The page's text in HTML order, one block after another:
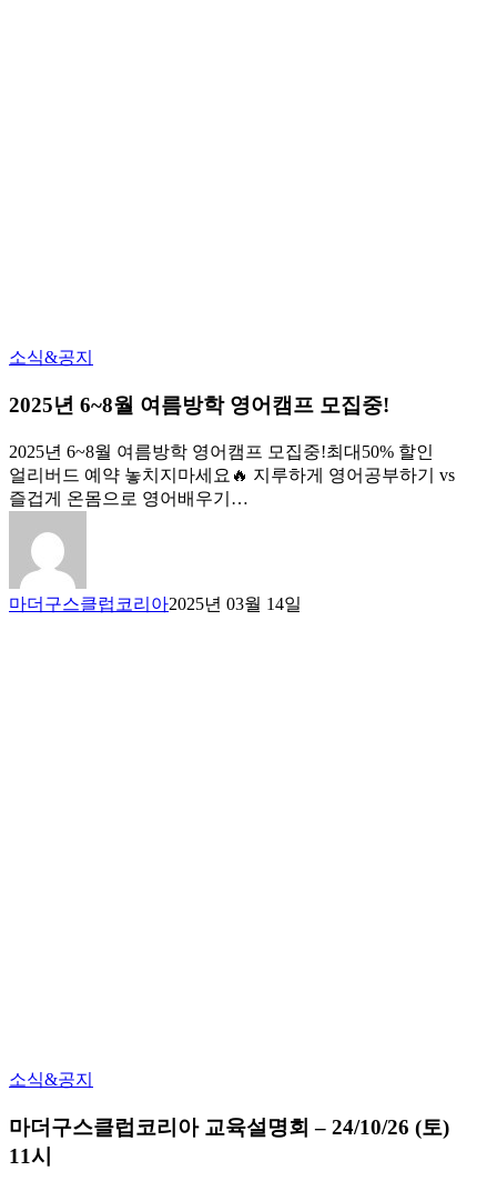
소식&공지
2025년 6~8월 여름방학 영어캠프 모집중!
2025년 6~8월 여름방학 영어캠프 모집중!최대50% 할인
얼리버드 예약 놓치지마세요🔥 지루하게 영어공부하기 vs
즐겁게 온몸으로 영어배우기…
마더구스클럽코리아2025년 03월 14일
소식&공지
마더구스클럽코리아 교육설명회 – 24/10/26 (토)
11시